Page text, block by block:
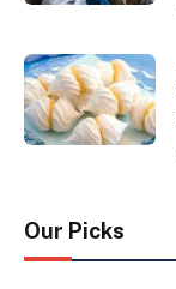
Our Picks